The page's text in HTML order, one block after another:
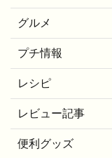
グルメ
プチ情報
レシピ
レビュー記事
便利グッズ